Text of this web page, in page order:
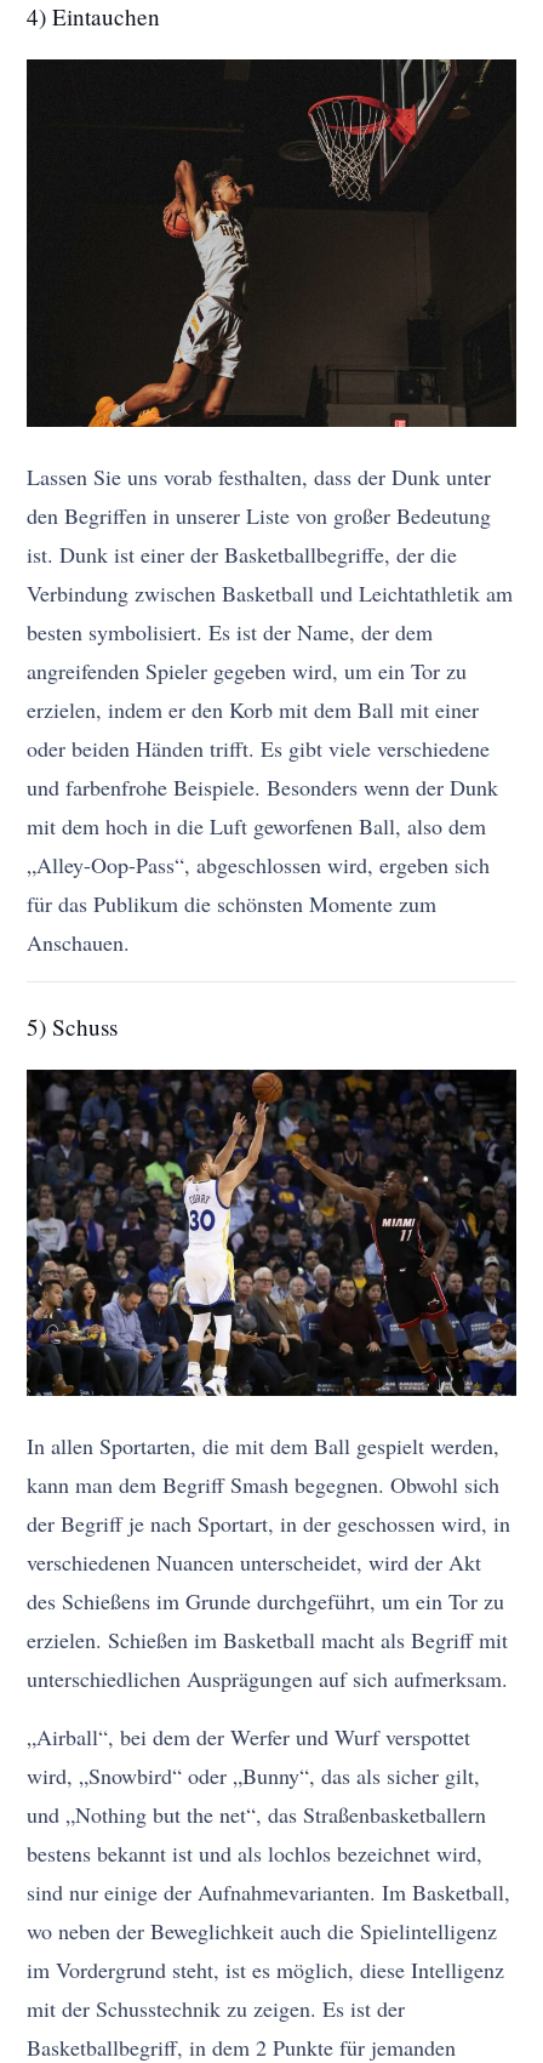
4) Eintauchen
Lassen Sie uns vorab festhalten, dass der Dunk unter
den Begriffen in unserer Liste von großer Bedeutung
ist. Dunk ist einer der Basketballbegriffe, der die
Verbindung zwischen Basketball und Leichtathletik am
besten symbolisiert. Es ist der Name, der dem
angreifenden Spieler gegeben wird, um ein Tor zu
erzielen, indem er den Korb mit dem Ball mit einer
oder beiden Händen trifft. Es gibt viele verschiedene
und farbenfrohe Beispiele. Besonders wenn der Dunk
mit dem hoch in die Luft geworfenen Ball, also dem
„Alley-Oop-Pass“, abgeschlossen wird, ergeben sich
für das Publikum die schönsten Momente zum
Anschauen.
5) Schuss
In allen Sportarten, die mit dem Ball gespielt werden,
kann man dem Begriff Smash begegnen. Obwohl sich
der Begriff je nach Sportart, in der geschossen wird, in
verschiedenen Nuancen unterscheidet, wird der Akt
des Schießens im Grunde durchgeführt, um ein Tor zu
erzielen. Schießen im Basketball macht als Begriff mit
unterschiedlichen Ausprägungen auf sich aufmerksam.
„Airball“, bei dem der Werfer und Wurf verspottet
wird, „Snowbird“ oder „Bunny“, das als sicher gilt,
und „Nothing but the net“, das Straßenbasketballern
bestens bekannt ist und als lochlos bezeichnet wird,
sind nur einige der Aufnahmevarianten. Im Basketball,
wo neben der Beweglichkeit auch die Spielintelligenz
im Vordergrund steht, ist es möglich, diese Intelligenz
mit der Schusstechnik zu zeigen. Es ist der
Basketballbegriff, in dem 2 Punkte für jemanden